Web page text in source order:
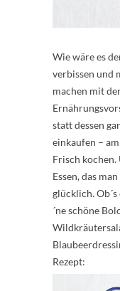
Wie wäre es
verbissen und
machen mit
statt dessen
einkaufen –
Frisch kochen.
Essen, das
glücklich.
´ne schöne
Rezept: